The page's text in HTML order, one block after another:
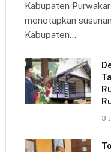
Kabupaten
menetapkan
Kabupaten…
3